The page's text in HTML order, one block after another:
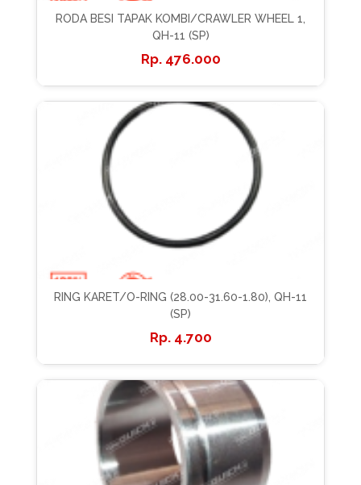
RODA BESI TAPAK KOMBI/CRAWLER WHEEL 1,
QH-11 (SP)
476.000
RING KARET/O-RING (28.00-31.60-1.80), QH-11
(SP)
4.700